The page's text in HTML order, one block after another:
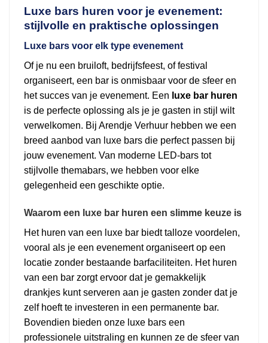
Luxe bars huren voor je evenement:
stijlvolle en praktische oplossingen
Luxe bars voor elk type evenement
Of je nu een bruiloft, bedrijfsfeest, of festival
organiseert, een bar is onmisbaar voor de sfeer en
het succes van je evenement. Een luxe bar huren
is de perfecte oplossing als je je gasten in stijl wilt
verwelkomen. Bij Arendje Verhuur hebben we een
breed aanbod van luxe bars die perfect passen bij
jouw evenement. Van moderne LED-bars tot
stijlvolle themabars, we hebben voor elke
gelegenheid een geschikte optie.
Waarom een luxe bar huren een slimme keuze is
Het huren van een luxe bar biedt talloze voordelen,
vooral als je een evenement organiseert op een
locatie zonder bestaande barfaciliteiten. Het huren
van een bar zorgt ervoor dat je gemakkelijk
drankjes kunt serveren aan je gasten zonder dat je
zelf hoeft te investeren in een permanente bar.
Bovendien bieden onze luxe bars een
professionele uitstraling en kunnen ze de sfeer van